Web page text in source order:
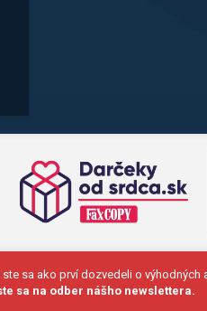
ste sa ako prví dozvedeli o
sa na odber nášho newslettera.